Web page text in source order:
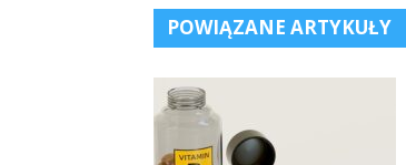
POWIĄZANE ARTYKUŁY